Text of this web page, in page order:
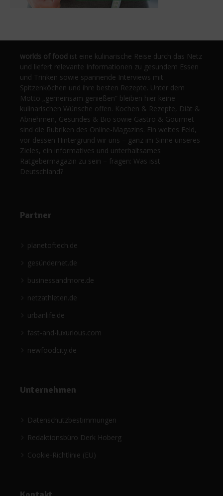
worlds of food ist eine kulinarische Reise durch das Netz
und liefert relevante Informationen zu gesundem Essen
und Trinken sowie spannende Interviews mit
Spitzenköchen und ihre besten Rezepte. Unter dem
Motto „gemeinsam genießen“ bleiben hier keine
kulinarischen Wünsche offen. Kochen & Rezepte, Diät &
Abnehmen, Gesundes & Bio sowie Gastro & Gourmet
sind die Rubriken des Online-Magazins. Ein weites Feld,
vor dessen Hintergrund wir uns – ganz im Sinne unseres
Zieles, ein informatives und unterhaltsames
Ratgebermagazin zu sein – fragen: Was isst
Deutschland?
Partner
planetoftech.de
gesündernet.de
businessandmore.de
netzathleten.de
urbanlife.de
fast-and-luxurious.com
newfoodcity.de
Unternehmen
Datenschutzbestimmungen
Redaktionsbüro Derk Hoberg
Cookie-Richtlinie (EU)